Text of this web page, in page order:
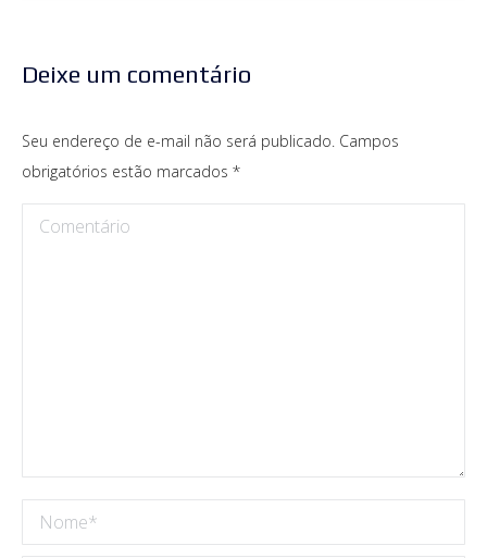
Deixe um comentário
Seu endereço de e-mail não será publicado. Campos
obrigatórios estão marcados *
Comentário
Nome *